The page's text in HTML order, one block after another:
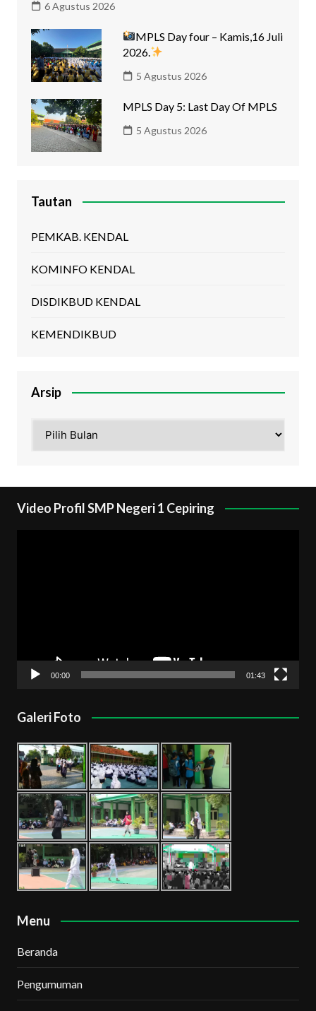
6 Agustus 2026
MPLS Day four – Kamis,16 Juli
2026.
5 Agustus 2026
MPLS Day 5: Last Day Of MPLS
5 Agustus 2026
Tautan
PEMKAB. KENDAL
KOMINFO KENDAL
DISDIKBUD KENDAL
KEMENDIKBUD
Arsip
Video Profil SMP Negeri 1 Cepiring
00:00 01:43
Galeri Foto
Menu
Beranda
Pengumuman